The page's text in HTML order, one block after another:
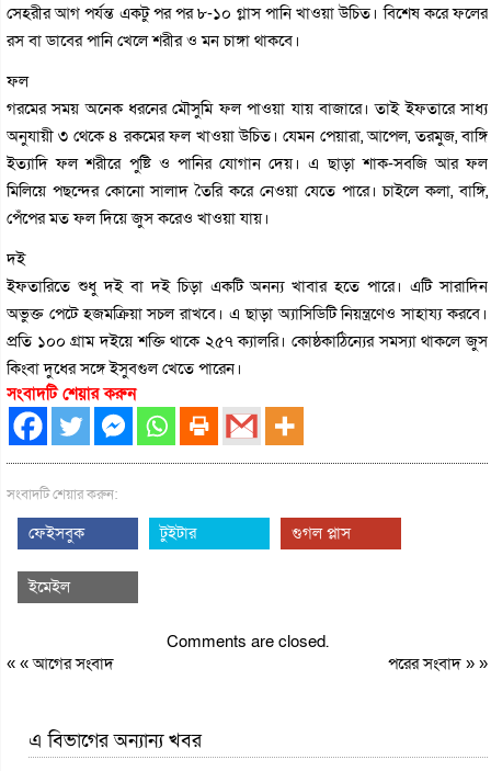
সেহরীর আগ পর্যন্ত একটু পর পর ৮-১০ গ্লাস পানি খাওয়া উচিত। বিশেষ করে ফলের
রস বা ডাবের পানি খেলে শরীর ও মন চাঙ্গা থাকবে।
ফল
গরমের সময় অনেক ধরনের মৌসুমি ফল পাওয়া যায় বাজারে। তাই ইফতারে সাধ্য
অনুযায়ী ৩ থেকে ৪ রকমের ফল খাওয়া উচিত। যেমন পেয়ারা, আপেল, তরমুজ, বাঙ্গি
ইত্যাদি ফল শরীরে পুষ্টি ও পানির যোগান দেয়। এ ছাড়া শাক-সবজি আর ফল
মিলিয়ে পছন্দের কোনো সালাদ তৈরি করে নেওয়া যেতে পারে। চাইলে কলা, বাঙ্গি,
পেঁপের মত ফল দিয়ে জুস করেও খাওয়া যায়।
দই
ইফতারিতে শুধু দই বা দই চিড়া একটি অনন্য খাবার হতে পারে। এটি সারাদিন
অভুক্ত পেটে হজমক্রিয়া সচল রাখবে। এ ছাড়া অ্যাসিডিটি নিয়ন্ত্রণেও সাহায্য করবে।
প্রতি ১০০ গ্রাম দইয়ে শক্তি থাকে ২৫৭ ক্যালরি। কোষ্ঠকাঠিন্যের সমস্যা থাকলে জুস
কিংবা দুধের সঙ্গে ইসুবগুল খেতে পারেন।
সংবাদটি শেয়ার করুন
সংবাদটি শেয়ার করুন:
ফেইসবুক টুইটার গুগল প্লাস
ইমেইল
Comments are closed.
« «আগের সংবাদ পরের সংবাদ» »
এ বিভাগের অন্যান্য খবর